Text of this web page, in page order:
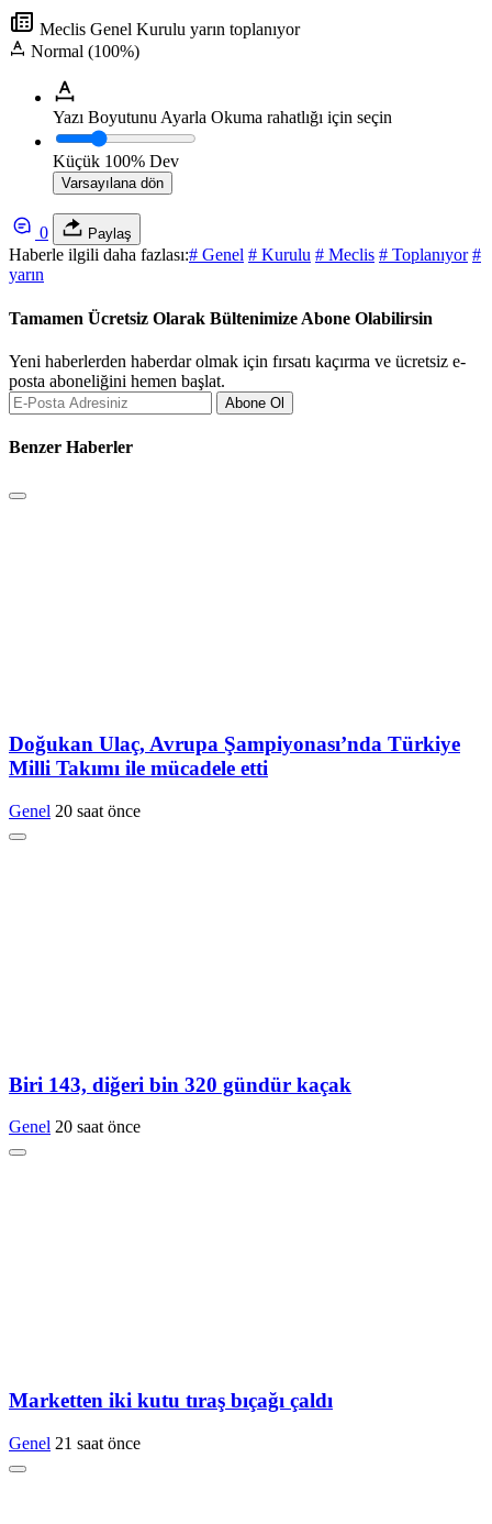
Meclis Genel Kurulu yarın toplanıyor
Normal (100%)
Yazı Boyutunu Ayarla Okuma rahatlığı için seçin
Küçük 100% Dev
Varsayılana dön
0 Paylaş
Haberle ilgili daha fazlası:# Genel # Kurulu # Meclis # Toplanıyor #
yarın
Tamamen Ücretsiz Olarak Bültenimize Abone Olabilirsin
Yeni haberlerden haberdar olmak için fırsatı kaçırma ve ücretsiz e-
posta aboneliğini hemen başlat.
Abone Ol
Benzer Haberler
Doğukan Ulaç, Avrupa Şampiyonası’nda Türkiye
Milli Takımı ile mücadele etti
Genel 20 saat önce
Biri 143, diğeri bin 320 gündür kaçak
Genel 20 saat önce
Marketten iki kutu tıraş bıçağı çaldı
Genel 21 saat önce